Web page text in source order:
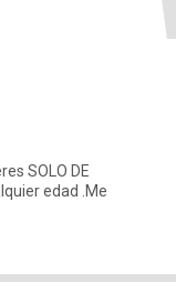
SOLO DE
edad .Me